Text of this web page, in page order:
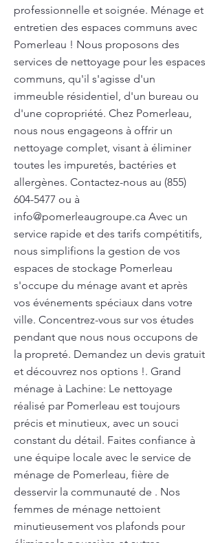
professionnelle et soignée. Ménage et
entretien des espaces communs avec
Pomerleau ! Nous proposons des
services de nettoyage pour les espaces
communs, qu'il s'agisse d'un
immeuble résidentiel, d'un bureau ou
d'une copropriété. Chez Pomerleau,
nous nous engageons à offrir un
nettoyage complet, visant à éliminer
toutes les impuretés, bactéries et
allergènes. Contactez-nous au (855)
604-5477 ou à
info@pomerleaugroupe.ca Avec un
service rapide et des tarifs compétitifs,
nous simplifions la gestion de vos
espaces de stockage Pomerleau
s'occupe du ménage avant et après
vos événements spéciaux dans votre
ville. Concentrez-vous sur vos études
pendant que nous nous occupons de
la propreté. Demandez un devis gratuit
et découvrez nos options !. Grand
ménage à Lachine: Le nettoyage
réalisé par Pomerleau est toujours
précis et minutieux, avec un souci
constant du détail. Faites confiance à
une équipe locale avec le service de
ménage de Pomerleau, fière de
desservir la communauté de . Nos
femmes de ménage nettoient
minutieusement vos plafonds pour